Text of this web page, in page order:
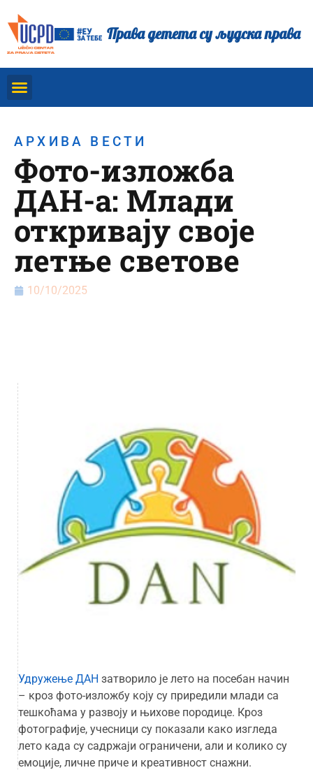
Права детета су људска права
АРХИВА ВЕСТИ
Фото-изложба
ДАН-а: Млади
откривају своје
летње светове
10/10/2025
Удружење ДАН затворило је лето на посебан начин
– кроз фото-изложбу коју су приредили млади са
тешкоћама у развоју и њихове породице. Кроз
фотографије, учесници су показали како изгледа
лето када су садржаји ограничени, али и колико су
емоције, личне приче и креативност снажни.